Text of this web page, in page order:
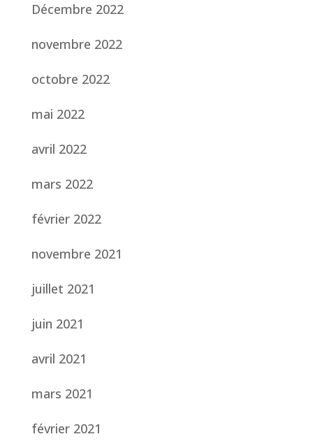
Décembre 2022
novembre 2022
octobre 2022
mai 2022
avril 2022
mars 2022
février 2022
novembre 2021
juillet 2021
juin 2021
avril 2021
mars 2021
février 2021